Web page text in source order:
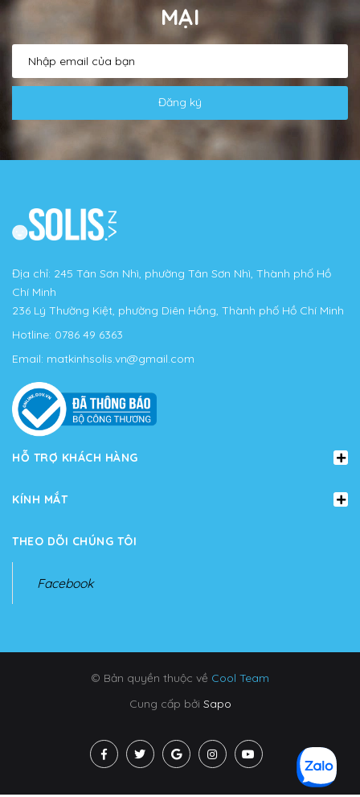
MẠI
Đăng ký
Địa chỉ: 245 Tân Sơn Nhì, phường Tân Sơn Nhì, Thành phố Hồ
Chí Minh
236 Lý Thường Kiệt, phường Diên Hồng, Thành phố Hồ Chí Minh
Hotline: 0786 49 6363
Email: matkinhsolis.vn@gmail.com
HỖ TRỢ KHÁCH HÀNG
KÍNH MẮT
THEO DÕI CHÚNG TÔI
Facebook
© Bản quyền thuộc về Cool Team
Cung cấp bởi Sapo